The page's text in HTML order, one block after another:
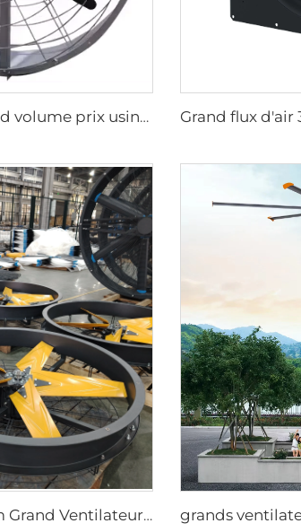
Matériau durable grand volume prix usine haute qualité ventilateur rond mural de 950 mm pour étables
Commercial 0,9m 1,2m Grand Ventilateur Murale pour Usines de Fabrication, Restaurants, Fermes, Hôtels avec Moteur 220V